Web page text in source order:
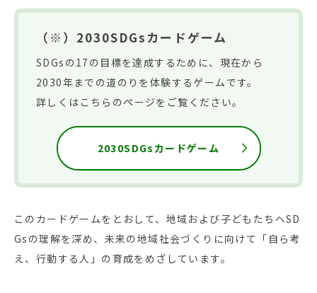
（※）2030SDGsカードゲーム
SDGsの17の目標を達成するために、現在から
2030年までの道のりを体験するゲームです。
詳しくはこちらのページをご覧ください。
2030SDGsカードゲーム
このカードゲームをとおして、地域および子どもたちへSD
Gsの理解を深め、未来の地域社会づくりに向けて「自ら考
え、行動する人」の育成をめざしています。